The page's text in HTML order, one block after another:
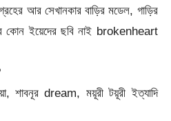
আর সেখানকার বাড়ির মডেল, গাড়ির
কোন ইয়েদের ছবি নাই brokenheart
শাবনূর dream, ময়ূরী টয়ূরী ইত্যাদি